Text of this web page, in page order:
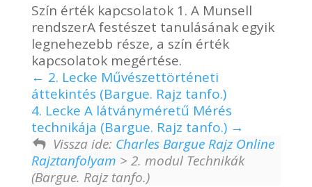
Szín érték kapcsolatok 1. A Munsell
rendszerA festészet tanulásának egyik
legnehezebb része, a szín érték
kapcsolatok megértése.
2. Lecke Művészettörténeti
áttekintés (Bargue. Rajz tanfo.)
4. Lecke A látványméretű Mérés
technikája (Bargue. Rajz tanfo.)
Vissza ide: Charles Bargue Rajz Online
Rajztanfolyam > 2. modul Technikák
(Bargue. Rajz tanfo.)